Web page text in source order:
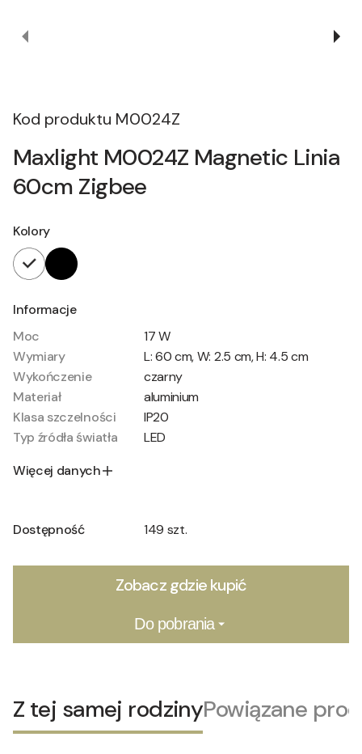
Kod produktu M0024Z
Maxlight M0024Z Magnetic Linia
60cm Zigbee
Kolory
Informacje
Moc
17 W
Wymiary
L: 60 cm, W: 2.5 cm, H: 4.5 cm
Wykończenie
czarny
Materiał
aluminium
Klasa szczelności
IP20
Typ źródła światła
LED
Więcej danych
Dostępność 149 szt.
Zobacz gdzie kupić
Do pobrania
Z tej samej rodzinyPowiązane